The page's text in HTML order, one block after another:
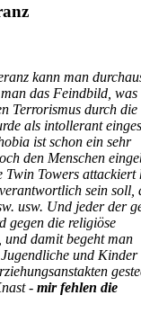
kann man
das Feindbild, was
Terrorismus durch die
als intollerant
ist schon ein sehr
den Menschen
Twin Towers attackiert
sein soll,
usw. Und jeder der
gegen die religiöse
und damit begeht man
und Kinder
- mir fehlen die